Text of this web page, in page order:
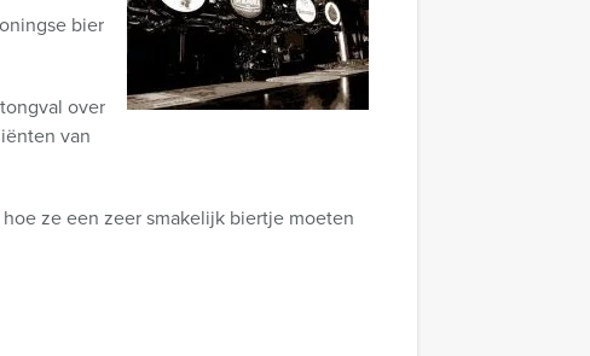
bier
over
van
ze een zeer smakelijk biertje moeten